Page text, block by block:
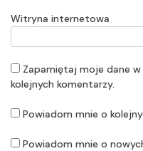
Witryna internetowa
Zapamiętaj moje dane
kolejnych komentarzy.
Powiadom mnie o
Powiadom mnie o